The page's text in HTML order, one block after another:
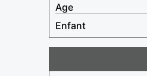
Age
Enfant